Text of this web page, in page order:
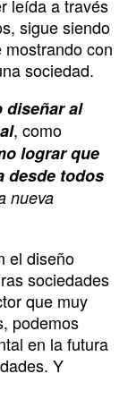
leída a través
sigue siendo
con
sociedad.
diseñar al
, como
lograr que
desde todos
nueva
el diseño
sociedades
que muy
podemos
en la futura
Y